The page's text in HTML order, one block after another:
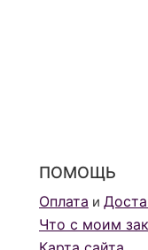
ПОМОЩЬ
Оплата и
Что с моим